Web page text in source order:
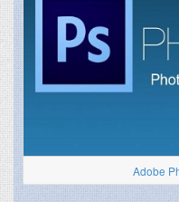
Adobe